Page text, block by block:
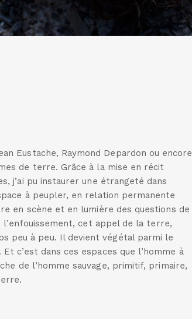
Eustache, Raymond Depardon ou encore
de terre. Grâce à la mise en récit
j’ai pu instaurer une étrangeté dans
à peupler, en relation permanente
en scène et en lumière des questions de
cet appel de la terre,
peu à peu. Il devient végétal parmi le
c’est dans ces espaces que l’homme à
de l’homme sauvage, primitif, primaire,